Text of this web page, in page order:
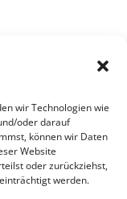
wir Technologien wie
oder darauf
können wir Daten
Website
oder zurückziehst,
werden.